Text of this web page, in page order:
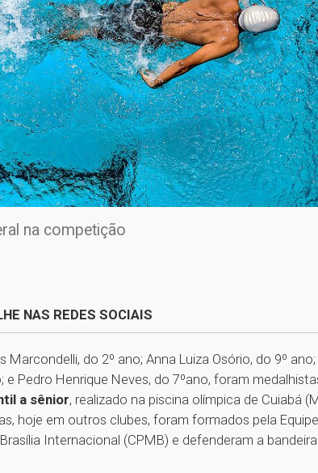
na competição
NAS REDES SOCIAIS
Marcondelli, do 2º ano; Anna Luiza Osório, do 9º ano;
e Pedro Henrique Neves, do 7ºano, foram
a sênior, realizado na piscina olímpica de Cuiabá
hoje em outros clubes, foram formados pela
Internacional (CPMB) e defenderam a